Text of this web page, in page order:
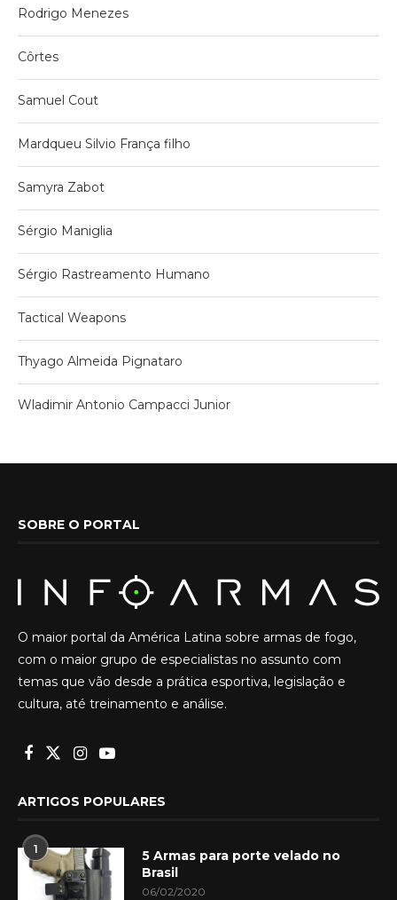
Rodrigo Menezes
Côrtes
Samuel Cout
Mardqueu Silvio França filho
Samyra Zabot
Sérgio Maniglia
Sérgio Rastreamento Humano
Tactical Weapons
Thyago Almeida Pignataro
Wladimir Antonio Campacci Junior
SOBRE O PORTAL
O maior portal da América Latina sobre armas de fogo,
com o maior grupo de especialistas no assunto com
temas que vão desde a prática esportiva, legislação e
cultura, até treinamento e análise.
ARTIGOS POPULARES
1
5 Armas para porte velado no
Brasil
06/02/2020